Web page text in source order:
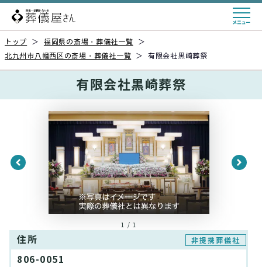
トップ ＞ 福岡県の斎場・葬儀社一覧
＞
北九州市八幡西区の斎場・葬儀社一覧 ＞ 有限会社黒崎葬祭
有限会社黒崎葬祭
1 / 1
住所 非提携葬儀社
806-0051